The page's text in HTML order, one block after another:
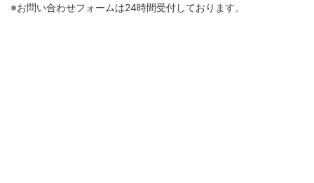
※お問い合わせフォームは24時間受付しております。